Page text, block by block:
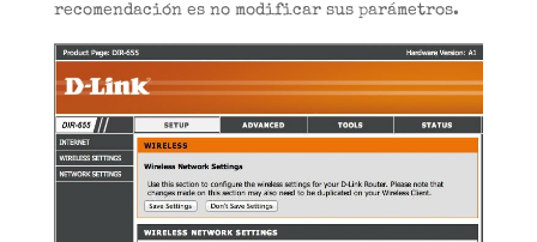
recomendación es no modificar sus parámetros.